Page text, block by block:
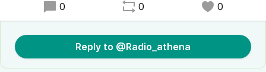
0 0 0
Reply to @Radio_athena